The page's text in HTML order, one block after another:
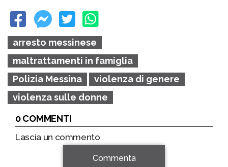
arresto messinese
maltrattamenti in famiglia
Polizia Messina
violenza di genere
violenza sulle donne
0 COMMENTI
Lascia un commento
Commenta